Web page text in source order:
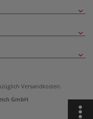
Versandkosten.
GmbH